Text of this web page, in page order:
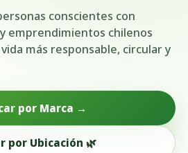
conscientes con
emprendimientos chilenos
más responsable, circular y
por Marca →
por Ubicación 🌿